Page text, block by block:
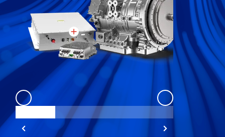
eGen Flex eGen Flex